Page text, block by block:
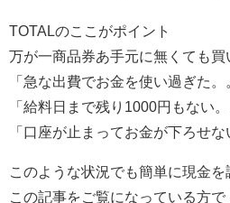
TOTALのここがポイント
万が一商品券あ手元に無くても
「急な出費でお金を使い過ぎた。
「給料日まで残り1000円もない。
「口座が止まってお金が下ろせな
このような状況でも簡単に現金を
この記事をご覧になっている方